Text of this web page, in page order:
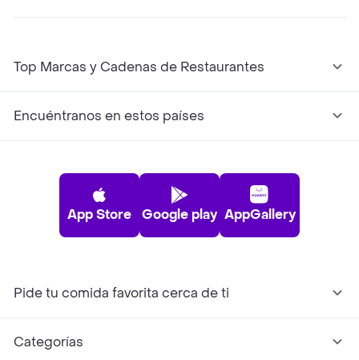
Top Marcas y Cadenas de Restaurantes
Encuéntranos en estos países
App Store Google play AppGallery
Pide tu comida favorita cerca de ti
Categorías